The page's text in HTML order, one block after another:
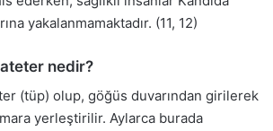
yakalanmamaktadır. (11, 12)
nedir?
(tüp) olup, göğüs duvarından girilerek
yerleştirilir. Aylarca burada